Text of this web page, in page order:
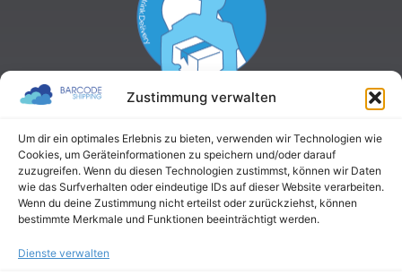
Zustimmung verwalten
Um dir ein optimales Erlebnis zu bieten, verwenden wir Technologien wie
Cookies, um Geräteinformationen zu speichern und/oder darauf
zuzugreifen. Wenn du diesen Technologien zustimmst, können wir Daten
wie das Surfverhalten oder eindeutige IDs auf dieser Website verarbeiten.
Wenn du deine Zustimmung nicht erteilst oder zurückziehst, können
bestimmte Merkmale und Funktionen beeinträchtigt werden.
Dienste verwalten